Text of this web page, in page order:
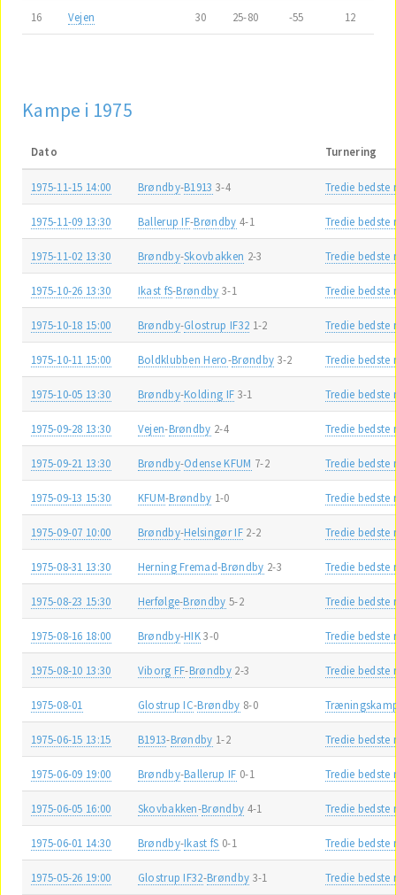
16 Vejen 30 25-80 -55 12
Kampe i 1975
Dato Turnering
1975-11-15 14:00 Brøndby-B1913 3-4 Tredie bedste
1975-11-09 13:30 Ballerup IF-Brøndby 4-1 Tredie bedste
1975-11-02 13:30 Brøndby-Skovbakken 2-3 Tredie bedste
1975-10-26 13:30 Ikast fS-Brøndby 3-1 Tredie bedste
1975-10-18 15:00 Brøndby-Glostrup IF32 1-2 Tredie bedste
1975-10-11 15:00 Boldklubben Hero-Brøndby 3-2 Tredie bedste
1975-10-05 13:30 Brøndby-Kolding IF 3-1 Tredie bedste
1975-09-28 13:30 Vejen-Brøndby 2-4 Tredie bedste
1975-09-21 13:30 Brøndby-Odense KFUM 7-2 Tredie bedste
1975-09-13 15:30 KFUM-Brøndby 1-0 Tredie bedste
1975-09-07 10:00 Brøndby-Helsingør IF 2-2 Tredie bedste
1975-08-31 13:30 Herning Fremad-Brøndby 2-3 Tredie bedste
1975-08-23 15:30 Herfølge-Brøndby 5-2 Tredie bedste
1975-08-16 18:00 Brøndby-HIK3-0 Tredie bedste
1975-08-10 13:30 Viborg FF-Brøndby 2-3 Tredie bedste
1975-08-01 Glostrup IC-Brøndby 8-0
1975-06-15 13:15 B1913-Brøndby 1-2 Tredie bedste
1975-06-09 19:00 Brøndby-Ballerup IF 0-1 Tredie bedste
1975-06-05 16:00 Skovbakken-Brøndby 4-1 Tredie bedste
1975-06-01 14:30 Brøndby-Ikast fS 0-1 Tredie bedste
1975-05-26 19:00 Glostrup IF32-Brøndby 3-1 Tredie bedste